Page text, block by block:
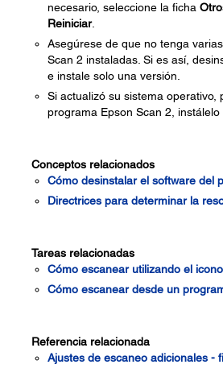
necesario, seleccione la ficha
Reiniciar.
Asegúrese de que no tenga
Scan 2 instaladas. Si es así,
e instale solo una versión.
Si actualizó su sistema operativo,
programa Epson Scan 2, instálelo
Conceptos relacionados
Cómo desinstalar el software del
Directrices para determinar la
Tareas relacionadas
Cómo escanear utilizando el
Cómo escanear desde un
Referencia relacionada
Ajustes de escaneo adicionales -